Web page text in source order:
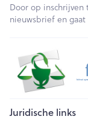
Door op inschrijven
nieuwsbrief en
Juridische links